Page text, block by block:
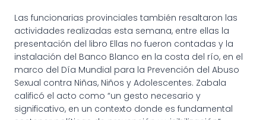
Las funcionarias provinciales también resaltaron las
actividades realizadas esta semana, entre ellas la
presentación del libro Ellas no fueron contadas y la
instalación del Banco Blanco en la costa del río, en el
marco del Día Mundial para la Prevención del Abuso
Sexual contra Niñas, Niños y Adolescentes. Zabala
calificó el acto como “un gesto necesario y
significativo, en un contexto donde es fundamental